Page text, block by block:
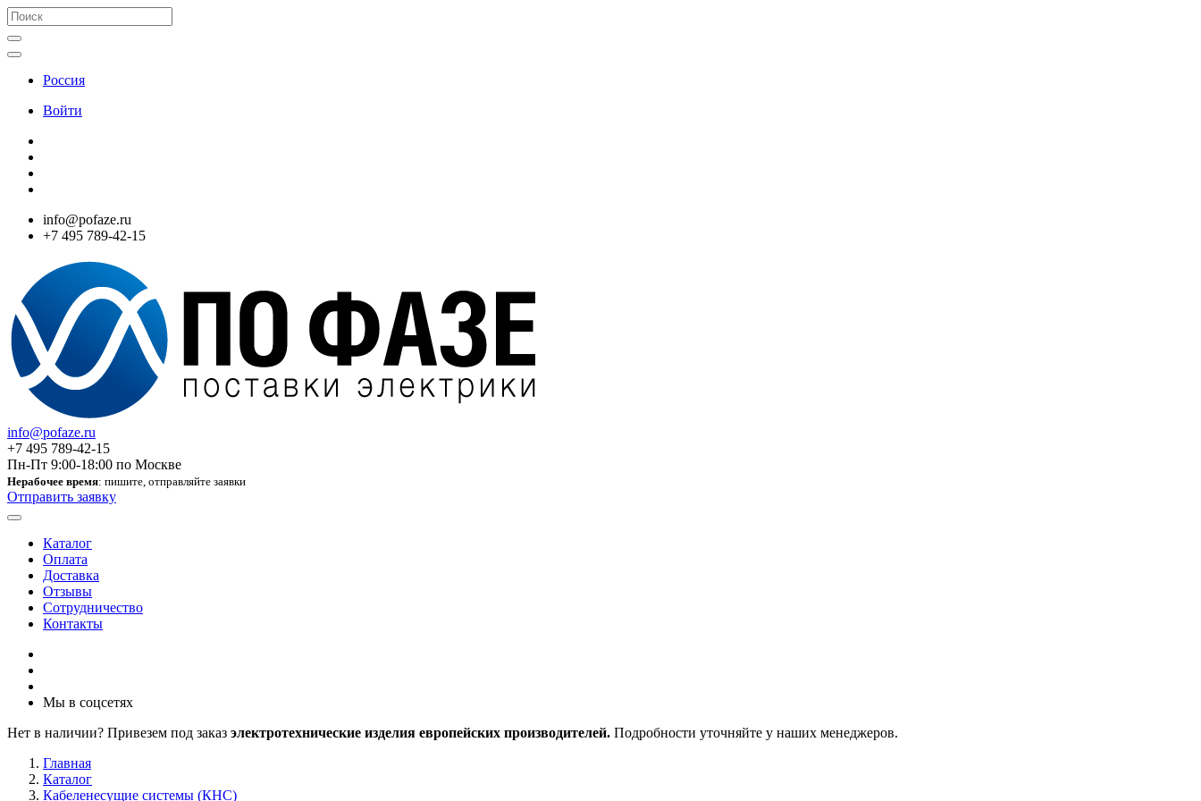
Россия
Войти
info@pofaze.ru
+7 495 789-42-15
info@pofaze.ru
+7 495 789-42-15
Пн-Пт 9:00-18:00 по Москве
Нерабочее время: пишите, отправляйте заявки
Отправить заявку
Каталог
Оплата
Доставка
Отзывы
Сотрудничество
Контакты
Мы в соцсетях
Нет в наличии? Привезем под заказ электротехнические изделия европейских производителей. Подробности уточняйте у наших менеджеров.
Главная
Каталог
Кабеленесущие системы (КНС)